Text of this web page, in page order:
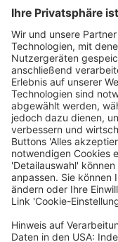
Die Bewertungen
Kunden seiner
Leistungen sind
https://
Ebenso sprechen
für sich, die einen
„anschaulichen“,
„spannenden“
Vorträge erlebt
https://